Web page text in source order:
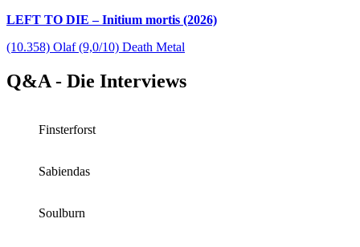
LEFT TO DIE – Initium mortis (2026)
(10.358) Olaf (9,0/10) Death Metal
Q&A - Die Interviews
Finsterforst
Sabiendas
Soulburn